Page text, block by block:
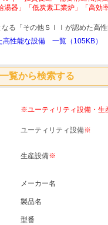
湯器」「低炭素工業炉」「高
る「その他ＳＩＩが認めた高
高性能な設備 一覧（105KB）
覧から検索する
※ユーティリティ設備・生
ユーティリティ設備※
生産設備※
メーカー名
製品名
型番